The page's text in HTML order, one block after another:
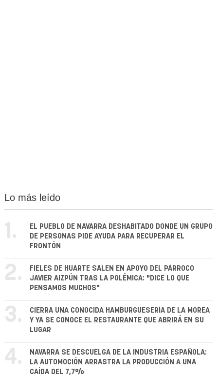
Lo más leído
1.
EL PUEBLO DE NAVARRA DESHABITADO DONDE UN GRUPO
DE PERSONAS PIDE AYUDA PARA RECUPERAR EL
FRONTÓN
2.
FIELES DE HUARTE SALEN EN APOYO DEL PÁRROCO
JAVIER AIZPÚN TRAS LA POLÉMICA: "DICE LO QUE
PENSAMOS MUCHOS"
3.
CIERRA UNA CONOCIDA HAMBURGUESERÍA DE LA MOREA
Y YA SE CONOCE EL RESTAURANTE QUE ABRIRÁ EN SU
LUGAR
4.
NAVARRA SE DESCUELGA DE LA INDUSTRIA ESPAÑOLA:
LA AUTOMOCIÓN ARRASTRA LA PRODUCCIÓN A UNA
CAÍDA DEL 7,7%